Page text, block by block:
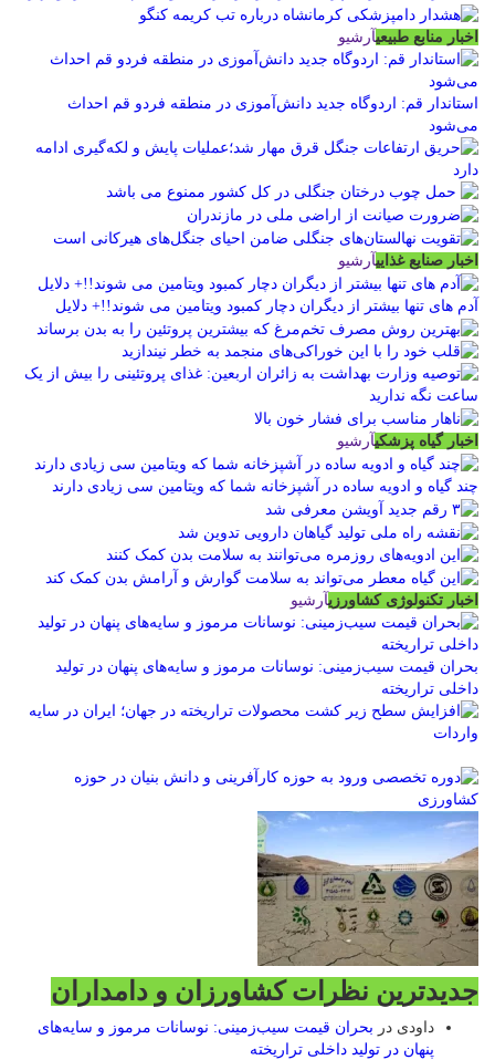
اخبار منابع طبیعیآرشیو
استاندار قم: اردوگاه جدید دانش‌آموزی در منطقه فردو قم احداث
می‌شود
اخبار صنایع غذاییآرشیو
آدم های تنها بیشتر از دیگران دچار کمبود ویتامین می شوند!!+ دلایل
اخبار گیاه پزشکیآرشیو
چند گیاه و ادویه ساده در آشپزخانه شما که ویتامین سی زیادی دارند
اخبار تکنولوژی کشاورزیآرشیو
بحران قیمت سیب‌زمینی: نوسانات مرموز و سایه‌های پنهان در تولید
داخلی تراریخته
جدیدترین نظرات کشاورزان و دامداران
داودی در بحران قیمت سیب‌زمینی: نوسانات مرموز و سایه‌های
پنهان در تولید داخلی تراریخته